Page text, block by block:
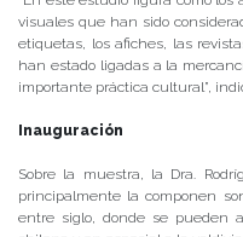
visuales que han sido
etiquetas, los afiches, las
han estado ligadas a la
importante práctica cultural”,
Inauguración
Sobre la muestra, la Dra.
principalmente la componen
entre siglo, donde se pueden